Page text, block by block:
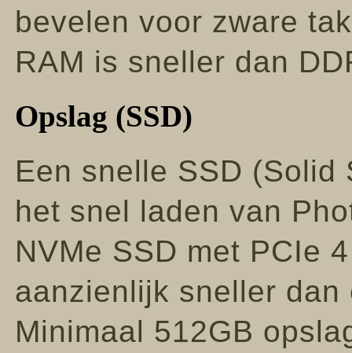
bevelen voor zware
RAM is sneller dan
Opslag (SSD)
Een snelle SSD
het snel laden van
NVMe SSD met PCIe
aanzienlijk sneller dan
Minimaal 512GB